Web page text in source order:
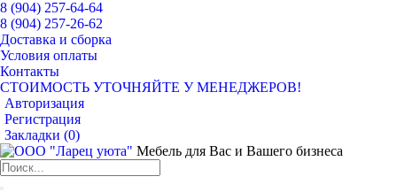
8 (904) 257-64-64
8 (904) 257-26-62
Доставка и сборка
Условия оплаты
Контакты
СТОИМОСТЬ УТОЧНЯЙТЕ У МЕНЕДЖЕРОВ!
Авторизация
Регистрация
Закладки (0)
Мебель для Вас и Вашего бизнеса